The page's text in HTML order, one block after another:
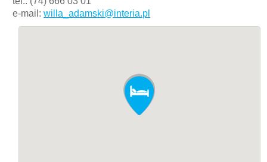
e-mail:willa_adamski@interia.pl